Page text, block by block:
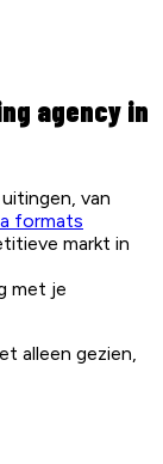
agency in
van
formats
markt in
met je
alleen gezien,